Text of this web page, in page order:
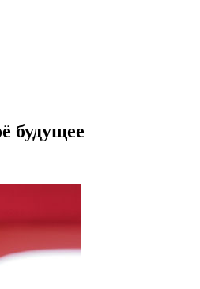
будущее